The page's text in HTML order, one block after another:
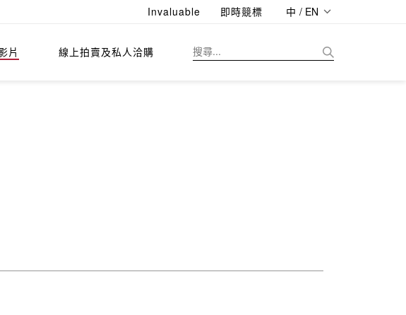
Invaluable 即時競標 中 / EN
片 線上拍賣及私人洽購